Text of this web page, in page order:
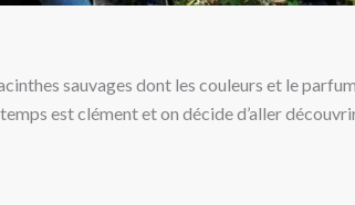
sauvages dont les couleurs et le
est clément et on décide d’aller